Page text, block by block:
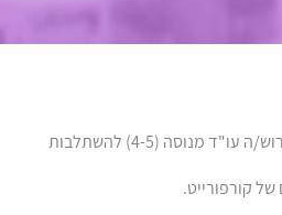
למחלקה מסחרית ושוק ההון של משרד מוביל דרוש/ה עו"ד מנוסה (4-5) להשתלבות
קורפורייט.